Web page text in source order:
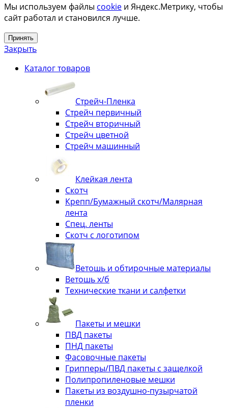
Мы используем файлы cookie и Яндекс.Метрику, чтобы
сайт работал и становился лучше.
Принять
Закрыть
Каталог товаров
Стрейч-Пленка
Стрейч первичный
Стрейч вторичный
Стрейч цветной
Стрейч машинный
Клейкая лента
Скотч
Крепп/Бумажный скотч/Малярная
лента
Спец. ленты
Скотч с логотипом
Ветошь и обтирочные материалы
Ветошь х/б
Технические ткани и салфетки
Пакеты и мешки
ПВД пакеты
ПНД пакеты
Фасовочные пакеты
Грипперы/ПВД пакеты с защелкой
Полипропиленовые мешки
Пакеты из воздушно-пузырчатой
пленки